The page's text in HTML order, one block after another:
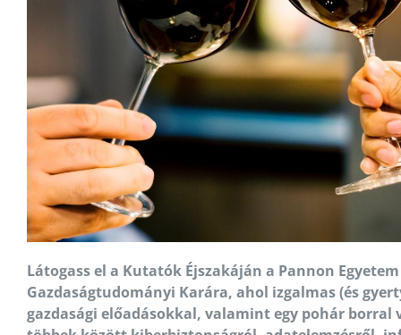
Látogass el a Kutatók Éjszakáján a Pannon Egyetem
Gazdaságtudományi Karára, ahol izgalmas (és
gazdasági előadásokkal, valamint egy pohár borral